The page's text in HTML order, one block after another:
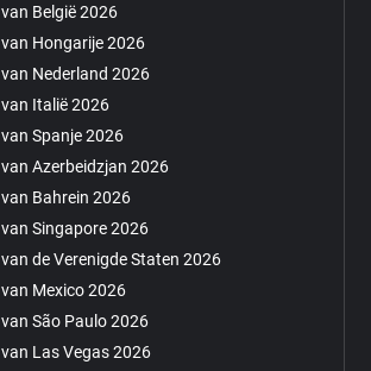
België 2026
Hongarije 2026
Nederland 2026
Italië 2026
Spanje 2026
Azerbeidzjan 2026
Bahrein 2026
Singapore 2026
de Verenigde Staten 2026
Mexico 2026
São Paulo 2026
Las Vegas 2026